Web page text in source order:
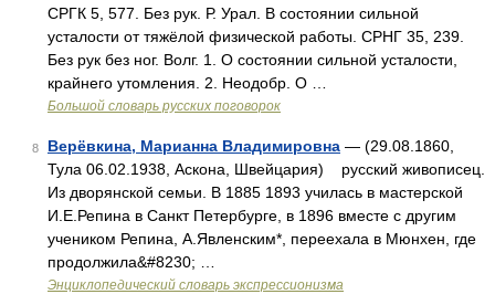
СРГК 5, 577. Без рук. Р. Урал. В состоянии сильной
усталости от тяжёлой физической работы. СРНГ 35, 239.
Без рук без ног. Волг. 1. О состоянии сильной усталости,
крайнего утомления. 2. Неодобр. О …
Большой словарь русских поговорок
8 Верёвкина, Марианна Владимировна — (29.08.1860,
Тула 06.02.1938, Аскона, Швейцария) русский живописец.
Из дворянской семьи. В 1885 1893 училась в мастерской
И.Е.Репина в Санкт Петербурге, в 1896 вместе с другим
учеником Репина, А.Явленским*, переехала в Мюнхен, где
продолжила&#8230; …
Энциклопедический словарь экспрессионизма